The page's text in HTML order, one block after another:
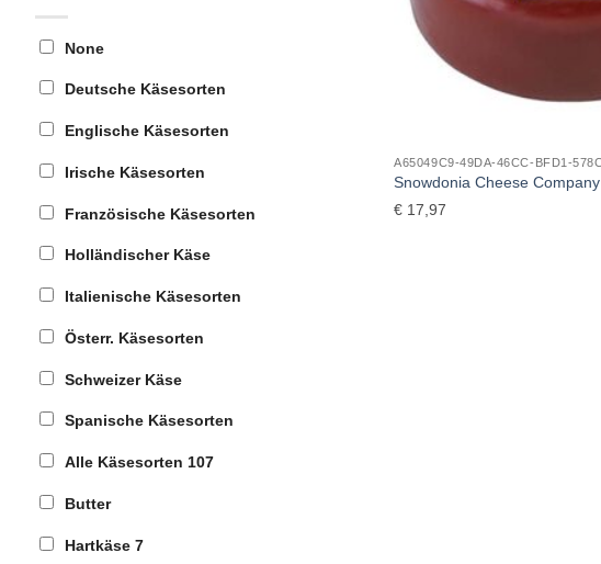
None
Deutsche Käsesorten
Englische Käsesorten
Irische Käsesorten
Französische Käsesorten
Holländischer Käse
Italienische Käsesorten
Österr. Käsesorten
Schweizer Käse
Spanische Käsesorten
Alle Käsesorten 107
Butter
Hartkäse 7
A65049C9-49DA-46CC-BFD1-
Snowdonia Cheese
€ 17,97